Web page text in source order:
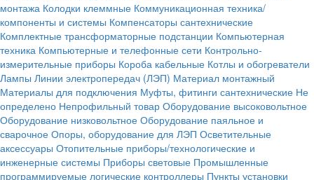
монтажа Колодки клеммные Коммуникационная техника/
компоненты и системы Компенсаторы сантехнические
Комплектные трансформаторные подстанции Компьютерная
техника Компьютерные и телефонные сети Контрольно-
измерительные приборы Короба кабельные Котлы и обогреватели
Лампы Линии электропередач (ЛЭП) Материал монтажный
Материалы для подключения Муфты, фитинги сантехнические Не
определено Непрофильный товар Оборудование высоковольтное
Оборудование низковольтное Оборудование паяльное и
сварочное Опоры, оборудование для ЛЭП Осветительные
аксессуары Отопительные приборы/технологические и
инженерные системы Приборы световые Промышленные
программируемые логические контроллеры Пункты установки